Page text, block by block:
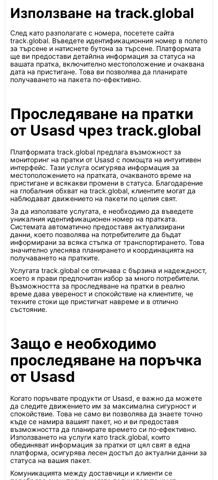
Използване на track.global
След като разполагате с номера, посетете сайта
track.global. Въведете идентификационния номер в полето
за търсене и натиснете бутона за търсене. Платформата
ще ви предостави детайлна информация за статуса на
вашата пратка, включително местоположение и очаквана
дата на пристигане. Това ви позволява да планирате
получаването на пакета по-ефективно.
Проследяване на пратки
от Usasd чрез track.global
Платформата track.global предлага възможност за
мониторинг на пратки от Usasd с помощта на интуитивен
интерфейс. Тази услуга осигурява информация за
местоположението на пратката, очакваното време на
пристигане и всякакви промени в статуса. Благодарение
на глобалния обхват на track.global, клиентите могат да
наблюдават движението на пакети по целия свят.
За да използвате услугата, е необходимо да въведете
уникалния идентификационен номер на пратката.
Системата автоматично предоставя актуализирани
данни, което позволява на потребителите да бъдат
информирани за всяка стъпка от транспортирането. Това
значително улеснява планирането и координацията на
получаването на пратките.
Услугата track.global се отличава с бързина и надеждност,
което я прави предпочитан избор за много потребители.
Възможността за проследяване на пратки в реално
време дава увереност и спокойствие на клиентите, че
техните стоки ще пристигнат навреме и в отлично
състояние.
Защо е необходимо
проследяване на поръчка
от Usasd
Когато поръчвате продукти от Usasd, е важно да можете
да следите движението им за максимална сигурност и
спокойствие. Това не само ви позволява да знаете точно
къде се намира вашият пакет, но и ви предоставя
възможността да планирате времето си по-ефективно.
Използването на услуги като track.global, които
обединяват информация за пратки от цял свят в една
платформа, осигурява лесен достъп до актуални данни за
статуса на вашия пакет.
Комуникацията между доставчици и клиенти се